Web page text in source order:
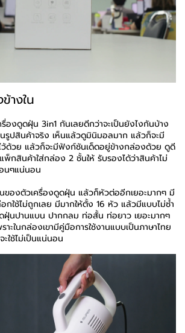
างใน
รื่องดูดฝุ่น 3in1 กันเลยดีกว่าจะเป็นยังไงกันบ้าง
รูปสินค้าจริง เห็นแล้วดูมินิมอลมาก แล้วก็จะมี
ว้ด้วย แล้วก็จะมีฟังก์ชันเด็ดอยู่ข้างกล่องด้วย ดูดี
พ็กสินค้าใส่กล่อง 2 ชั้นให้ รับรองได้ว่าสินค้าไม่
นๆแน่นอน
ของตัวเครื่องดูดฝุ่น แล้วก็หัวต่ออีกเยอะมากๆ มี
อกใช้ไม่ถูกเลย มีมากให้ตั้ง 16 หัว แล้วมีแบบไม่ซ้ำ
ฝุ่นปานแบน ปากกลม ท่อสั้น ท่อยาว เยอะมากๆ
าะในกล่องเขามีคู่มือการใช้งานแบบเป็นภาษาไทย
ใช้ไม่เป็นแน่นอน